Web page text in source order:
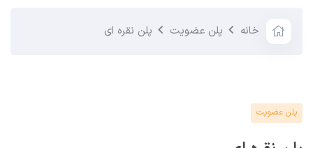
خانه پلن عضویت پلن نقره ای
پلن عضویت